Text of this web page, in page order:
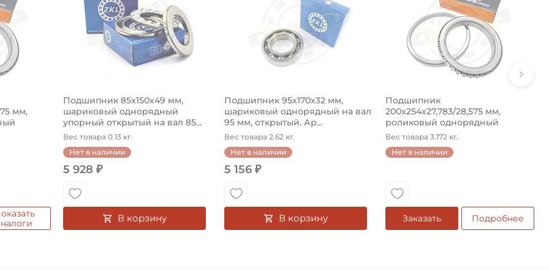
мм,
Подшипник 85х150х49 мм,
шариковый однорядный
упорный открытый на вал 85...
Вес товара 0.13 кг.
Нет в наличии
5 928 ₽
В корзину
Подшипник 95х170х32 мм,
шариковый однорядный на вал
95 мм, открытый. Ар...
Вес товара 2.62 кг.
Нет в наличии
5 156 ₽
В корзину
Подшипник
200х254х27,783/28,575 мм,
роликовый однорядный
конический на ...
Вес товара 3.172 кг.
Нет в наличии
Заказать Подробнее